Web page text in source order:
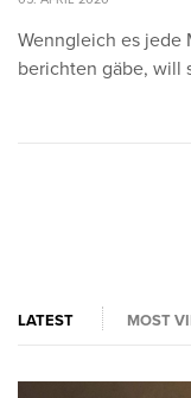
Wenngleich es jede
berichten gäbe, will
LATEST MOST